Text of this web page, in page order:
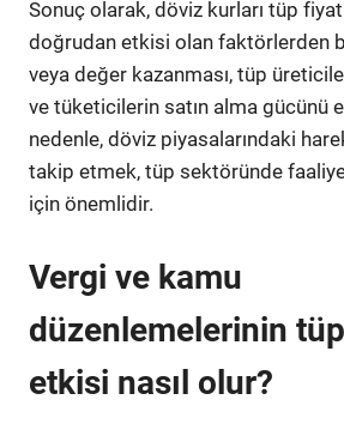
Sonuç olarak, döviz kurları tüp
doğrudan etkisi olan faktörlerden
veya değer kazanması, tüp
ve tüketicilerin satın alma gücünü
nedenle, döviz piyasalarındaki
takip etmek, tüp sektöründe
için önemlidir.
Vergi ve kamu
düzenlemelerinin
etkisi nasıl olur?